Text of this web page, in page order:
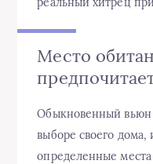
Место
Обыкновенный вьюн
выборе своего дома,
определенные